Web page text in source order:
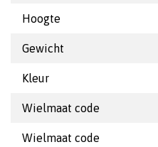
Hoogte
Gewicht
Kleur
Wielmaat code
Wielmaat code